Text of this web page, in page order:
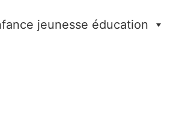
jeunesse éducation